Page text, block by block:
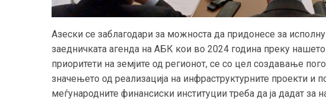
Азески се заблагодари за можноста да придонесе за
заедничката агенда на АБК кои во 2024 година преку
приоритети на земјите од регионот, се со цел создавање
значењето од реализација на инфраструктурните проекти и
меѓународните финансиски институции треба да ја дадат за